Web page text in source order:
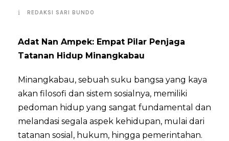
REDAKSI SARI BUNDO
Adat Nan Ampek: Empat Pilar Penjaga
Tatanan Hidup Minangkabau
Minangkabau, sebuah suku bangsa yang kaya
akan filosofi dan sistem sosialnya, memiliki
pedoman hidup yang sangat fundamental dan
melandasi segala aspek kehidupan, mulai dari
tatanan sosial, hukum, hingga pemerintahan.